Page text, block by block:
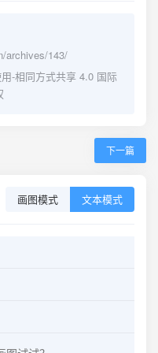
archives/143/
-相同方式共享 4.0 国际
下一篇
画图模式 文本模式